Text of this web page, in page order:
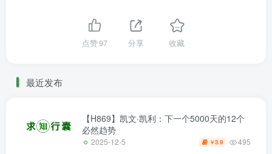
点赞97 分享 收藏
最近发布
【H869】凯文·凯利：下一个5000天的12个
必然趋势
2025-12-5 ￥3.9 495